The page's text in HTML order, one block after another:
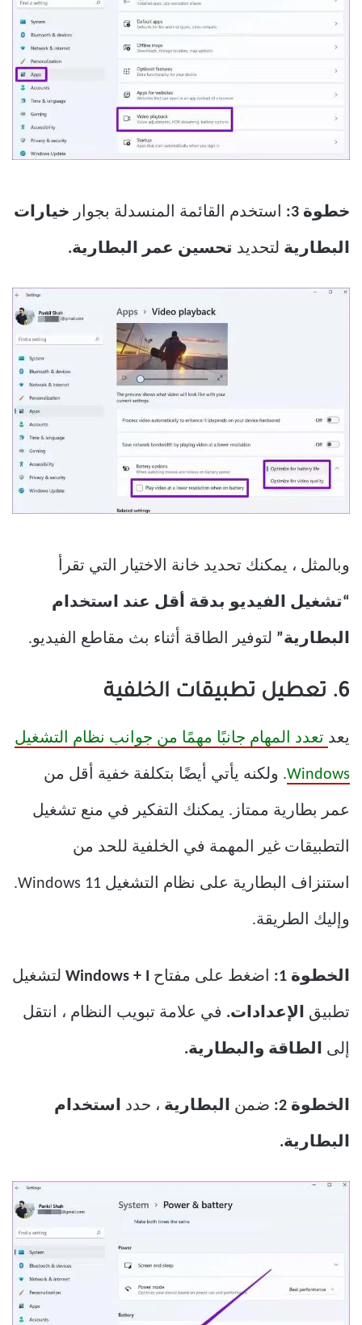
خطوة 3: استخدم القائمة المنسدلة بجوار خيارات
البطارية لتحديد تحسين عمر البطارية.
وبالمثل ، يمكنك تحديد خانة الاختيار التي تقرأ
“تشغيل الفيديو بدقة أقل عند استخدام
البطارية” لتوفير الطاقة أثناء بث مقاطع الفيديو.
6. تعطيل تطبيقات الخلفية
يعد تعدد المهام جانبًا مهمًا من جوانب نظام التشغيل
Windows. ولكنه يأتي أيضًا بتكلفة خفية أقل من
عمر بطارية ممتاز. يمكنك التفكير في منع تشغيل
التطبيقات غير المهمة في الخلفية للحد من
استنزاف البطارية على نظام التشغيل Windows 11.
وإليك الطريقة.
الخطوة 1: اضغط على مفتاح Windows + I لتشغيل
تطبيق الإعدادات. في علامة تبويب النظام ، انتقل
إلى الطاقة والبطارية.
الخطوة 2: ضمن البطارية ، حدد استخدام
البطارية.